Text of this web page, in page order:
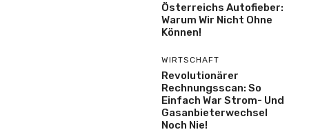
Österreichs Autofieber:
Warum Wir Nicht Ohne
Können!
WIRTSCHAFT
Revolutionärer
Rechnungsscan: So
Einfach War Strom- Und
Gasanbieterwechsel
Noch Nie!